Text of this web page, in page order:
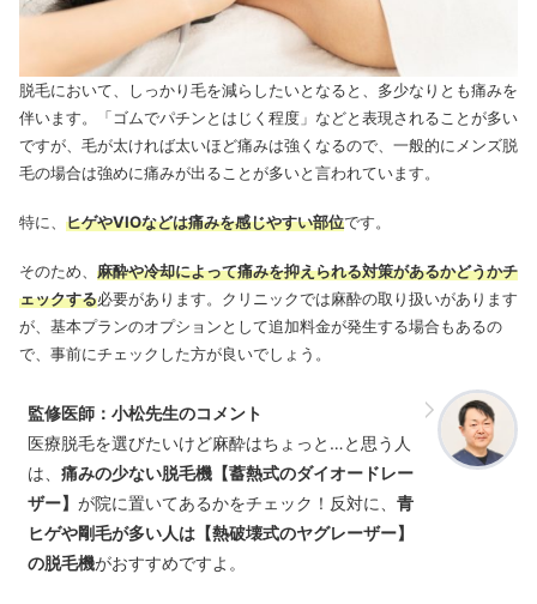
脱毛において、しっかり毛を減らしたいとなると、多少なりとも痛みを
伴います。「ゴムでパチンとはじく程度」などと表現されることが多い
ですが、毛が太ければ太いほど痛みは強くなるので、一般的にメンズ脱
毛の場合は強めに痛みが出ることが多いと言われています。
特に、 ヒゲやVIOなどは痛みを感じやすい部位です。
そのため、 麻酔や冷却によって痛みを抑えられる対策があるかどうかチ
ェックする必要があります。クリニックでは麻酔の取り扱いがあります
が、基本プランのオプションとして追加料金が発生する場合もあるの
で、事前にチェックした方が良いでしょう。
監修医師：小松先生のコメント
医療脱毛を選びたいけど麻酔はちょっと…と思う人
は、 痛みの少ない脱毛機【蓄熱式のダイオードレー
ザー】 が院に置いてあるかをチェック！反対に、 青
ヒゲや剛毛が多い人は【熱破壊式のヤグレーザー】
の脱毛機がおすすめですよ。